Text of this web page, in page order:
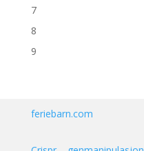
7
8
9
feriebarn.com